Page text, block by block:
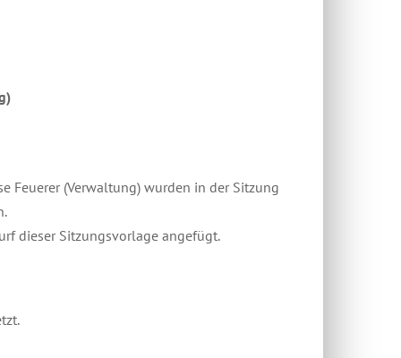
Feuerer (Verwaltung) wurden in der Sitzung
dieser Sitzungsvorlage angefügt.